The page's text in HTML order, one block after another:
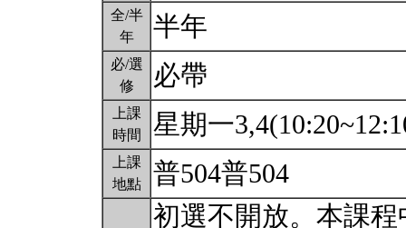
全/半
年
半年
必/選
修
必帶
上課
時間
星期一
上課
地點
普504普504
初選不開放。本課